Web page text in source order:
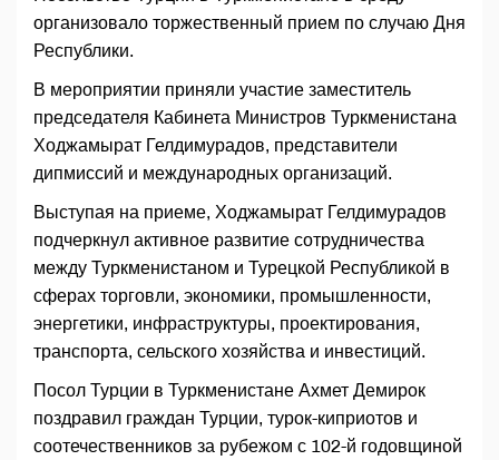
организовало торжественный прием по случаю Дня
Республики.
В мероприятии приняли участие заместитель
председателя Кабинета Министров Туркменистана
Ходжамырат Гелдимурадов, представители
дипмиссий и международных организаций.
Выступая на приеме, Ходжамырат Гелдимурадов
подчеркнул активное развитие сотрудничества
между Туркменистаном и Турецкой Республикой в
сферах торговли, экономики, промышленности,
энергетики, инфраструктуры, проектирования,
транспорта, сельского хозяйства и инвестиций.
Посол Турции в Туркменистане Ахмет Демирок
поздравил граждан Турции, турок-киприотов и
соотечественников за рубежом с 102-й годовщиной